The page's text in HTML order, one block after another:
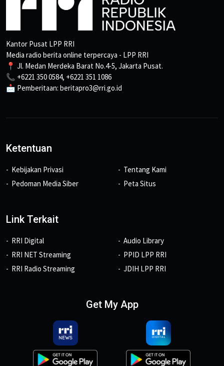
Kantor Pusat LPP RRI
Media radio berita online terpercaya - LPP RRI
📍 Jl. Medan Merdeka Barat No.4-5, Jakarta Pusat.
📞 +6221 350 0584, +6221 351 1086
📩 Pemberitaan: beritapro3@rri.go.id
Ketentuan
Kebijakan Privasi
Pedoman Media Siber
Tentang Kami
Peta Situs
Link Terkait
RRI Digital
RRI NET Streaming
RRI Radio Streaming
Audio Library
PPID LPP RRI
JDIH LPP RRI
Get My App